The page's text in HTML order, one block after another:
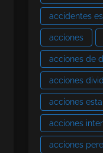
accidentes
acciones
acciones de
acciones
acciones
acciones
acciones